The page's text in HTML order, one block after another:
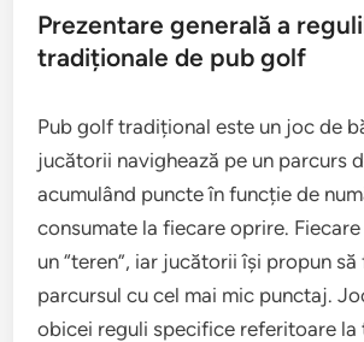
Prezentare generală a
tradiționale de pub golf
Pub golf tradițional este un joc de
jucătorii navighează pe un parcurs
acumulând puncte în funcție de
consumate la fiecare oprire.
un “teren”, iar jucătorii își propun să
parcursul cu cel mai mic punctaj.
obicei reguli specifice referitoare la